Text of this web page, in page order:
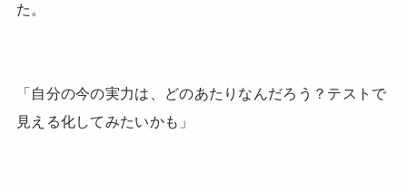
た。
「自分の今の実力は、どのあたりなんだろう？テストで
見える化してみたいかも」